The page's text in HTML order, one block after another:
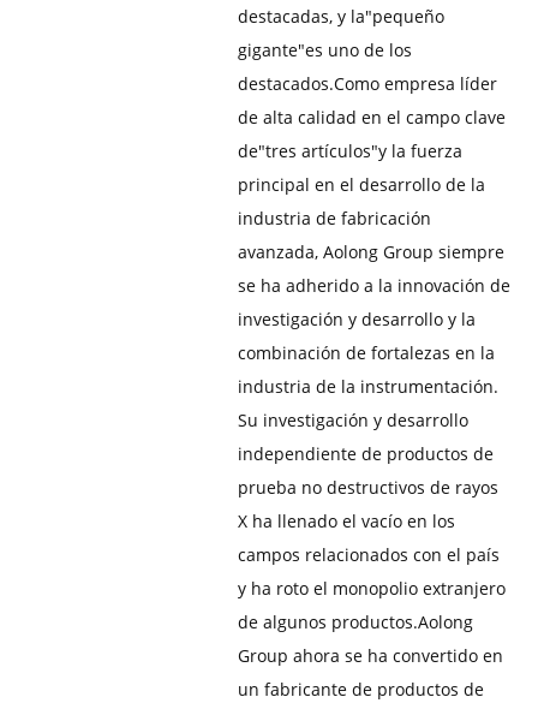
destacadas, y la"pequeño
gigante"es uno de los
destacados.Como empresa líder
de alta calidad en el campo clave
de"tres artículos"y la fuerza
principal en el desarrollo de la
industria de fabricación
avanzada, Aolong Group siempre
se ha adherido a la innovación de
investigación y desarrollo y la
combinación de fortalezas en la
industria de la instrumentación.
Su investigación y desarrollo
independiente de productos de
prueba no destructivos de rayos
X ha llenado el vacío en los
campos relacionados con el país
y ha roto el monopolio extranjero
de algunos productos.Aolong
Group ahora se ha convertido en
un fabricante de productos de